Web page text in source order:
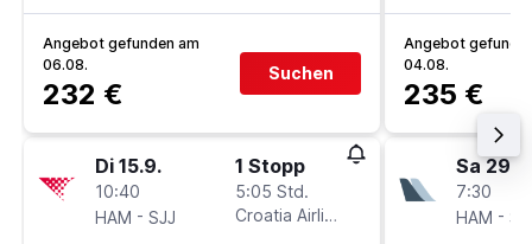
Angebot gefunden am
06.08.
232 €
Suchen
Di 15.9.
10:40
HAM - SJJ
1 Stopp
5:05 Std.
Croatia Airlines
Angebot
04.08.
235 €
Sa 29.8.
7:30
HAM -